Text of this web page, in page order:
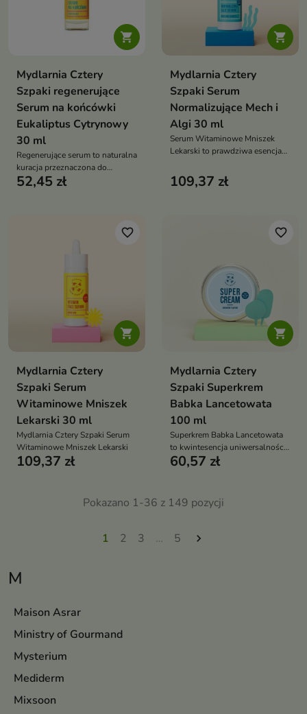
M
Maison Asrar
Ministry of Gourmand
Mysterium
Mediderm
Mixsoon

Mydlarnia Cztery
Szpaki regenerujące
Serum na końcówki
Eukaliptus Cytrynowy
30 ml
Regenerujące serum to naturalna
kuracja przeznaczona do
pielęgnacji suchych, łamliwych i
52,45 zł

Mydlarnia Cztery
Szpaki Serum
Normalizujące Mech i
Algi 30 ml
Serum Witaminowe Mniszek
Lekarski to prawdziwa esencja
łącząca siłę natury z
innowacyjną technologią
109,37 zł

favorite_border
Mydlarnia Cztery
Szpaki Serum
Witaminowe Mniszek
Lekarski 30 ml
Mydlarnia Cztery Szpaki Serum
Witaminowe Mniszek Lekarski
109,37 zł

favorite_border
Mydlarnia Cztery
Szpaki Superkrem
Babka Lancetowata
100 ml
Superkrem Babka Lancetowata
to kwintesencja uniwersalności i
delikatności, stworzona z myślą
60,57 zł
Pokazano 1-36 z 149 pozycji
1 2 3 … 5 